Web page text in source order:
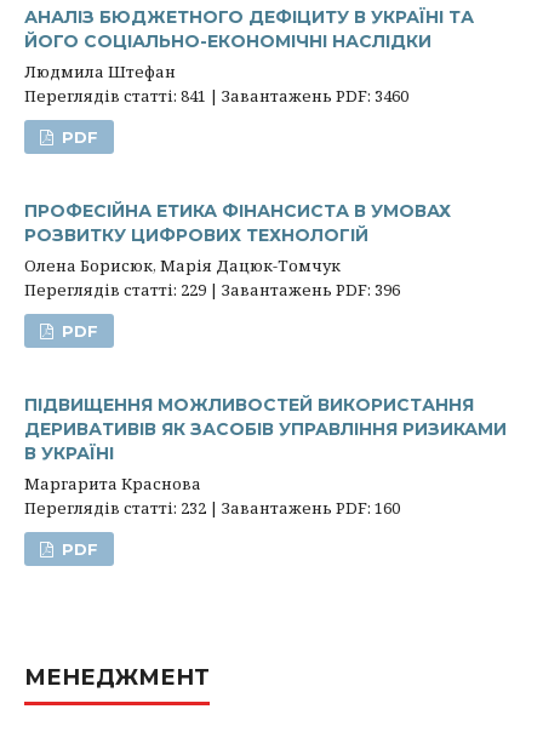
АНАЛІЗ БЮДЖЕТНОГО ДЕФІЦИТУ В УКРАЇНІ ТА
ЙОГО СОЦІАЛЬНО-ЕКОНОМІЧНІ НАСЛІДКИ
Людмила Штефан
Переглядів статті: 841 | Завантажень PDF: 3460
PDF
ПРОФЕСІЙНА ЕТИКА ФІНАНСИСТА В УМОВАХ
РОЗВИТКУ ЦИФРОВИХ ТЕХНОЛОГІЙ
Олена Борисюк, Марія Дацюк-Томчук
Переглядів статті: 229 | Завантажень PDF: 396
PDF
ПІДВИЩЕННЯ МОЖЛИВОСТЕЙ ВИКОРИСТАННЯ
ДЕРИВАТИВІВ ЯК ЗАСОБІВ УПРАВЛІННЯ РИЗИКАМИ
В УКРАЇНІ
Маргарита Краснова
Переглядів статті: 232 | Завантажень PDF: 160
PDF
МЕНЕДЖМЕНТ